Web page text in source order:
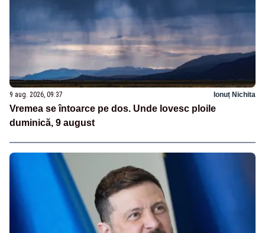
9 aug. 2026, 09:37 Ionuț Nichita
Vremea se întoarce pe dos. Unde lovesc ploile
duminică, 9 august